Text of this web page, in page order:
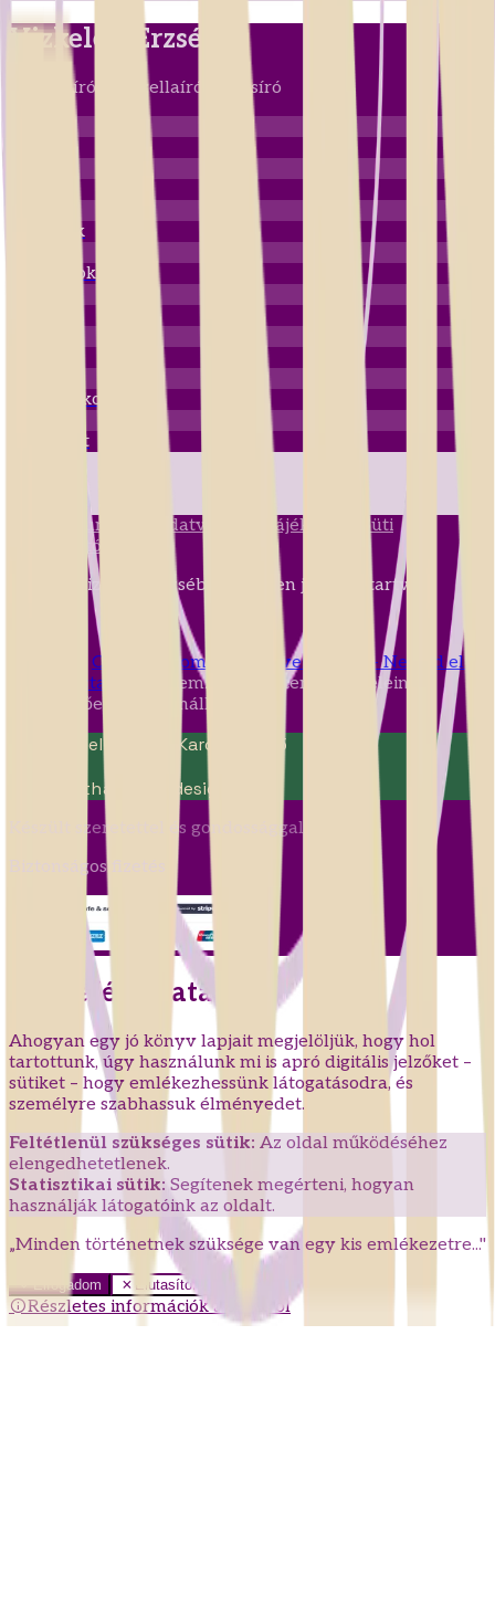
Vizkeleti Erzsébet
Regényíró • Novellaíró • Versíró
Novellák
Útleírások
Könyvek
Bemutatkozás
Kapcsolat
Impresszum Adatvédelmi tájékoztató
Süti
tájékoztató
Vizkeleti Erzsébet. Minden jog fenntartva.
Creative Commons Nevezd meg! - Ne add el! -
Ne változtasd! 4.0
Nemzetközi Licenc feltételeinek
megfelelően felhasználható.
Web Development Karcag, 2025
Fenntartható
Webdesign
Készült szeretettel és gondossággal
Biztonságos fizetés
Süti tájékoztatás
Ahogyan egy jó könyv lapjait megjelöljük, hogy hol
tartottunk, úgy használunk mi is apró digitális jelzőket –
sütiket – hogy emlékezhessünk látogatásodra, és
személyre szabhassuk élményedet.
Feltétlenül szükséges sütik: Az oldal működéséhez
elengedhetetlenek.
Statisztikai sütik: Segítenek megérteni, hogyan
használják látogatóink az oldalt.
„Minden történetnek szüksége van egy kis emlékezetre..."
Elfogadom Elutasítom
Részletes információk a sütikről